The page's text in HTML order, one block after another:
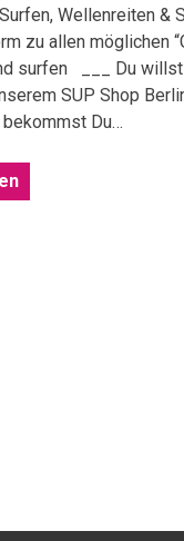
Wellenreiten &
zu allen möglichen
surfen ___ Du
SUP Shop
Du…